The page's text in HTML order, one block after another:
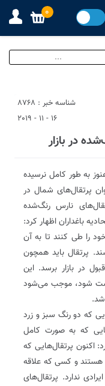
شناسه خبر : 8768
16 - 11 - 2019
در بازار
به طور کامل نرسیده‌
پرتقال‌های شمال در
نارس رنگ‌شده
باغداران اظهار کرد:
را طی کنند تا به آن
پرتقال باید همچون
در بازار برسد. این
شود، موجب می‌شود
که دو رنگ سبز و زرد
که به صورت کامل
اکنون پرتقال‌هایی که
و کسی که علاقه
ندارد. پرتقال‌های
0